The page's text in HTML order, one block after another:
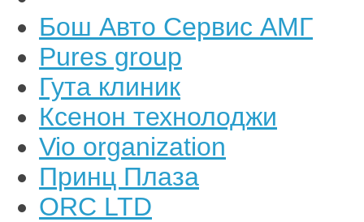
Бош Авто Сервис АМГ
Pures group
Гута клиник
Ксенон технолоджи
Vio organization
Принц Плаза
ORC LTD